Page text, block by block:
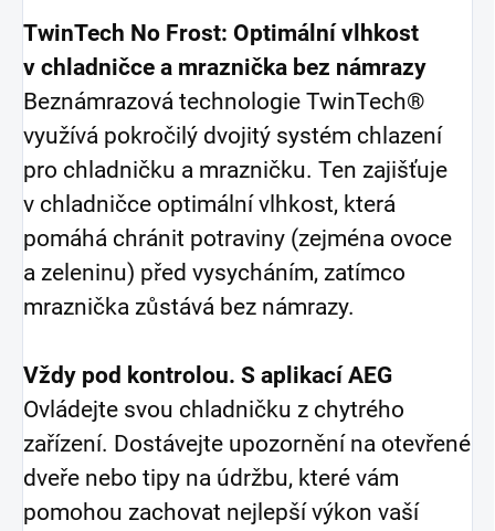
TwinTech No Frost: Optimální vlhkost
v chladničce a mraznička bez námrazy
Beznámrazová technologie TwinTech®
využívá pokročilý dvojitý systém chlazení
pro chladničku a mrazničku. Ten zajišťuje
v chladničce optimální vlhkost, která
pomáhá chránit potraviny (zejména ovoce
a zeleninu) před vysycháním, zatímco
mraznička zůstává bez námrazy.
Vždy pod kontrolou. S aplikací AEG
Ovládejte svou chladničku z chytrého
zařízení. Dostávejte upozornění na otevřené
dveře nebo tipy na údržbu, které vám
pomohou zachovat nejlepší výkon vaší